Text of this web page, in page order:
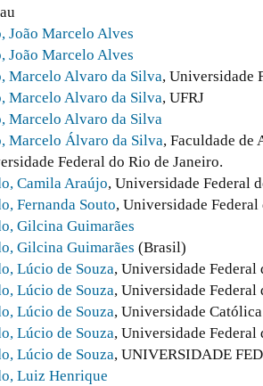
João Marcelo Alves
João Marcelo Alves
Marcelo Alvaro da Silva, Universidade
Marcelo Alvaro da Silva, UFRJ
Marcelo Alvaro da Silva
Marcelo Álvaro da Silva, Faculdade de
Federal do Rio de Janeiro.
Camila Araújo, Universidade Federal
Fernanda Souto, Universidade
Gilcina Guimarães
Gilcina Guimarães (Brasil)
Lúcio de Souza, Universidade Federal
Lúcio de Souza, Universidade Federal
Lúcio de Souza, Universidade
Lúcio de Souza, Universidade Federal
Lúcio de Souza, UNIVERSIDADE
Luiz Henrique